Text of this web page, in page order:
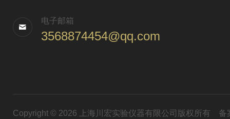
电子邮箱
3568874454@qq.com
Copyright © 2026 上海川宏实验仪器有限公司版权所有 备